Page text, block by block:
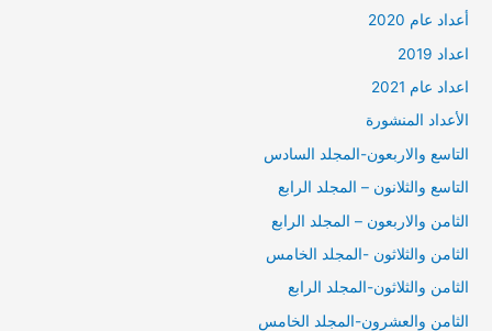
أعداد عام 2020
اعداد 2019
اعداد عام 2021
الأعداد المنشورة
التاسع والاربعون-المجلد السادس
التاسع والثلانون – المجلد الرابع
الثامن والاربعون – المجلد الرابع
الثامن والثلاثون -المجلد الخامس
الثامن والثلاثون-المجلد الرابع
الثامن والعشرون-المجلد الخامس